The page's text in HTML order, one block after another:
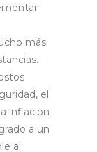
más
el
inflación
a un
al